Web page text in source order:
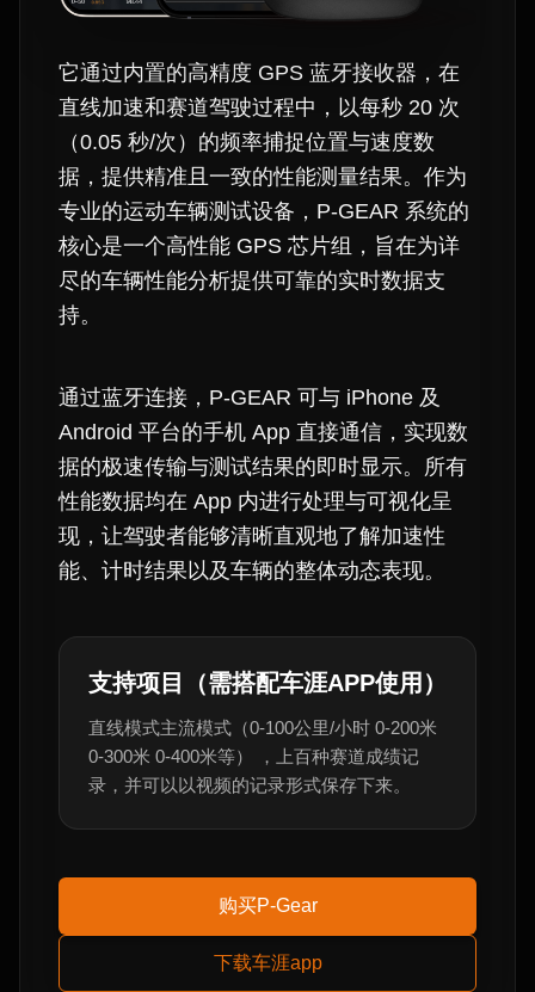
它通过内置的高精度 GPS 蓝牙接收器，在
直线加速和赛道驾驶过程中，以每秒 20 次
（0.05 秒/次）的频率捕捉位置与速度数
据，提供精准且一致的性能测量结果。作为
专业的运动车辆测试设备，P-GEAR 系统的
核心是一个高性能 GPS 芯片组，旨在为详
尽的车辆性能分析提供可靠的实时数据支
持。
通过蓝牙连接，P-GEAR 可与 iPhone 及
Android 平台的手机 App 直接通信，实现数
据的极速传输与测试结果的即时显示。所有
性能数据均在 App 内进行处理与可视化呈
现，让驾驶者能够清晰直观地了解加速性
能、计时结果以及车辆的整体动态表现。
支持项目（需搭配车涯APP使用）
直线模式主流模式（0-100公里/小时 0-200米
0-300米 0-400米等） ，上百种赛道成绩记
录，并可以以视频的记录形式保存下来。
购买P-Gear
下载车涯app